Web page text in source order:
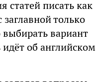
статей писать как
только
вариант
об английском